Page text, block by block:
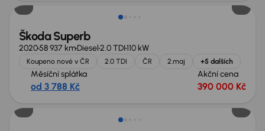
Škoda Superb
202058 937 kmDiesel2.0 TDI110 kW
Koupeno nové v ČR 2.0 TDI ČR 2.maj +5 dalších
Měsíční splátka
od 3 788 Kč
Akční cena
390 000 Kč
Nově v nabídce